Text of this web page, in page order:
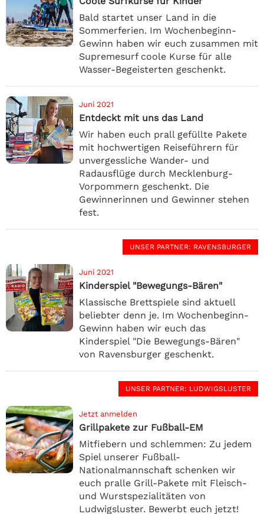
Bald startet unser Land in die
Sommerferien. Im Wochenbeginn-
Gewinn haben wir euch zusammen mit
Supremesurf coole Kurse für alle
Wasser-Begeisterten geschenkt.
Juni 2021
Entdeckt mit uns das Land
Wir haben euch prall gefüllte Pakete
mit hochwertigen Reiseführern für
unvergessliche Wander- und
Radausflüge durch Mecklenburg-
Vorpommern geschenkt. Die
Gewinnerinnen und Gewinner stehen
fest.
UNSER PARTNER: RAVENSBURGER
Juni 2021
Kinderspiel "Bewegungs-Bären"
Klassische Brettspiele sind aktuell
beliebter denn je. Im Wochenbeginn-
Gewinn haben wir euch das
Kinderspiel "Die Bewegungs-Bären"
von Ravensburger geschenkt.
UNSER PARTNER: LUDWIGSLUSTER
Jetzt anmelden
Grillpakete zur Fußball-EM
Mitfiebern und schlemmen: Zu jedem
Spiel unserer Fußball-
Nationalmannschaft schenken wir
euch pralle Grill-Pakete mit Fleisch-
und Wurstspezialitäten von
Ludwigsluster. Bewerbt euch jetzt!